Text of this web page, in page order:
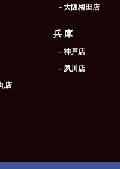
店
- 大阪梅田店
兵 庫
- 神戸店
- 夙川店